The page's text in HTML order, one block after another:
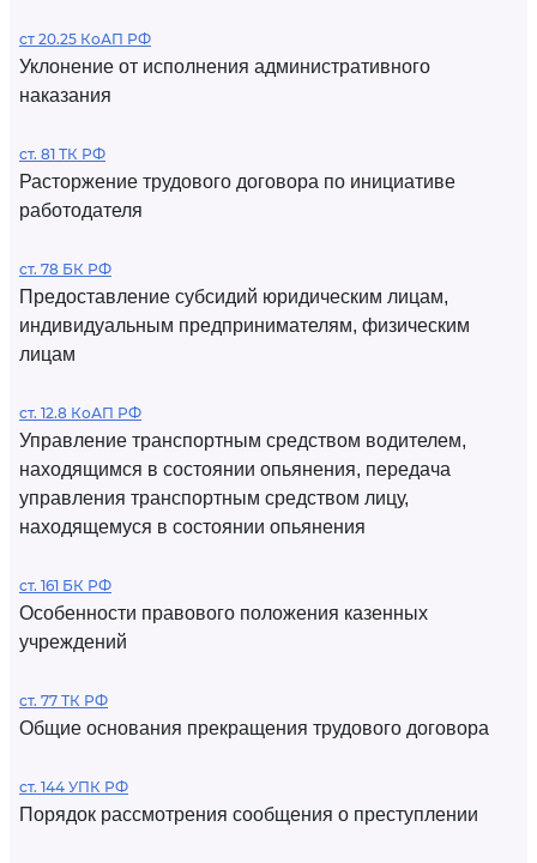
ст 20.25 КоАП РФ
Уклонение от исполнения административного
наказания
ст. 81 ТК РФ
Расторжение трудового договора по инициативе
работодателя
ст. 78 БК РФ
Предоставление субсидий юридическим лицам,
индивидуальным предпринимателям, физическим
лицам
ст. 12.8 КоАП РФ
Управление транспортным средством водителем,
находящимся в состоянии опьянения, передача
управления транспортным средством лицу,
находящемуся в состоянии опьянения
ст. 161 БК РФ
Особенности правового положения казенных
учреждений
ст. 77 ТК РФ
Общие основания прекращения трудового договора
ст. 144 УПК РФ
Порядок рассмотрения сообщения о преступлении